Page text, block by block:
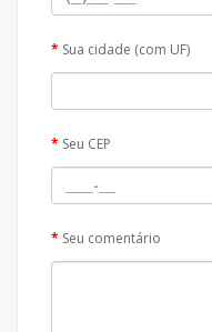
Sua cidade (com UF)
Seu CEP
Seu comentário